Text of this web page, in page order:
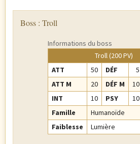
Boss : Troll
Informations du boss
Troll (200 PV)
ATT
50 DÉF 5
ATT M
20 DÉF M 10
INT
10 PSY 10
Famille
Humanoïde
Faiblesse
Lumière